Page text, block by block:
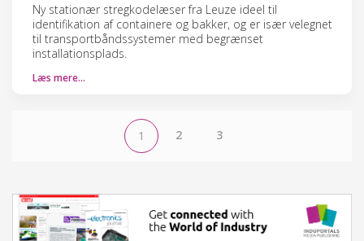
Ny stationær stregkodelæser fra Leuze ideel til
identifikation af containere og bakker, og er især velegnet
til transportbåndssystemer med begrænset
installationsplads.
Læs mere…
1 2 3